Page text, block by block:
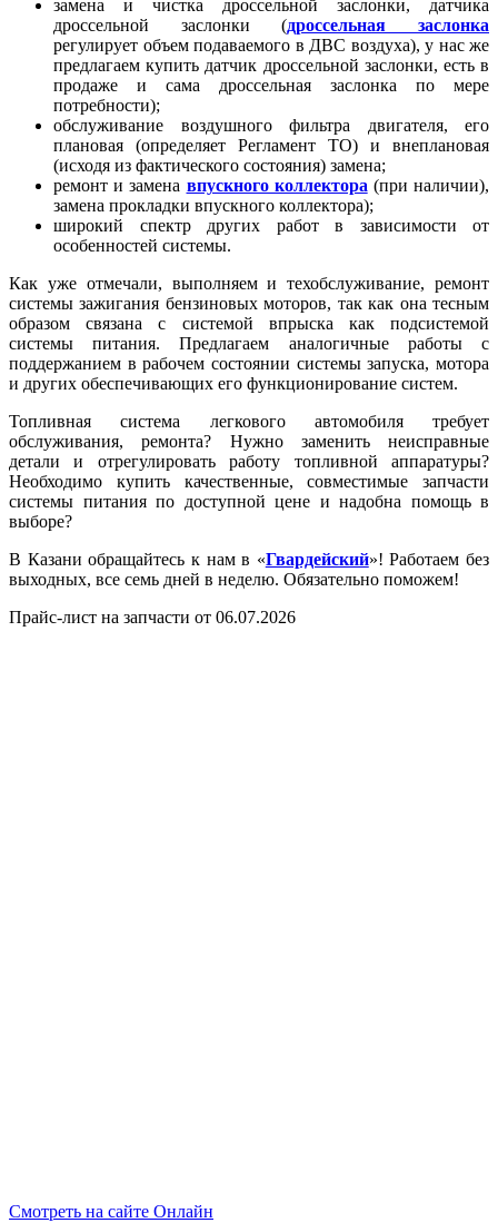
замена и чистка дроссельной заслонки, датчика
дроссельной заслонки (дроссельная заслонка
регулирует объем подаваемого в ДВС воздуха), у нас же
предлагаем купить датчик дроссельной заслонки, есть в
продаже и сама дроссельная заслонка по мере
потребности);
обслуживание воздушного фильтра двигателя, его
плановая (определяет Регламент ТО) и внеплановая
(исходя из фактического состояния) замена;
ремонт и замена впускного коллектора (при наличии),
замена прокладки впускного коллектора);
широкий спектр других работ в зависимости от
особенностей системы.
Как уже отмечали, выполняем и техобслуживание, ремонт
системы зажигания бензиновых моторов, так как она тесным
образом связана с системой впрыска как подсистемой
системы питания. Предлагаем аналогичные работы с
поддержанием в рабочем состоянии системы запуска, мотора
и других обеспечивающих его функционирование систем.
Топливная система легкового автомобиля требует
обслуживания, ремонта? Нужно заменить неисправные
детали и отрегулировать работу топливной аппаратуры?
Необходимо купить качественные, совместимые запчасти
системы питания по доступной цене и надобна помощь в
выборе?
В Казани обращайтесь к нам в «Гвардейский»! Работаем без
выходных, все семь дней в неделю. Обязательно поможем!
Прайс-лист на запчасти от 06.07.2026
Смотреть на сайте Онлайн